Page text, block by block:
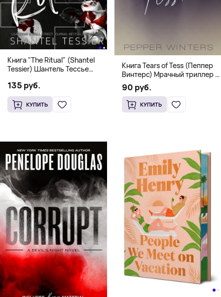
Книга "The Ritual" (Shantel
Tessier) Шантель Тессье
романс бестселлер (18+)
135 руб.
КУПИТЬ
Книга Tears of Tess (Пеппер
Винтерс) Мрачный триллер о
выживании и страсти (18+)
90 руб.
КУПИТЬ